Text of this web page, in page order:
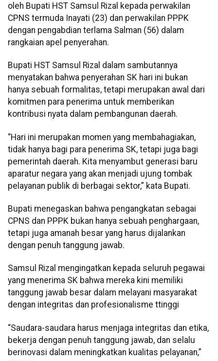
oleh Bupati HST Samsul Rizal kepada perwakilan
CPNS termuda Inayati (23) dan perwakilan PPPK
dengan pengabdian terlama Salman (56) dalam
rangkaian apel penyerahan.
Bupati HST Samsul Rizal dalam sambutannya
menyatakan bahwa penyerahan SK hari ini bukan
hanya sebuah formalitas, tetapi merupakan awal dari
komitmen para penerima untuk memberikan
kontribusi nyata dalam pembangunan daerah.
“Hari ini merupakan momen yang membahagiakan,
tidak hanya bagi para penerima SK, tetapi juga bagi
pemerintah daerah. Kita menyambut generasi baru
aparatur negara yang akan menjadi ujung tombak
pelayanan publik di berbagai sektor,” kata Bupati.
Bupati menegaskan bahwa pengangkatan sebagai
CPNS dan PPPK bukan hanya sebuah penghargaan,
tetapi juga amanah besar yang harus dijalankan
dengan penuh tanggung jawab.
Samsul Rizal mengingatkan kepada seluruh pegawai
yang menerima SK bahwa mereka kini memiliki
tanggung jawab besar dalam melayani masyarakat
dengan integritas dan profesionalisme ttinggi
“Saudara-saudara harus menjaga integritas dan etika,
bekerja dengan penuh tanggung jawab, dan selalu
berinovasi dalam meningkatkan kualitas pelayanan,”